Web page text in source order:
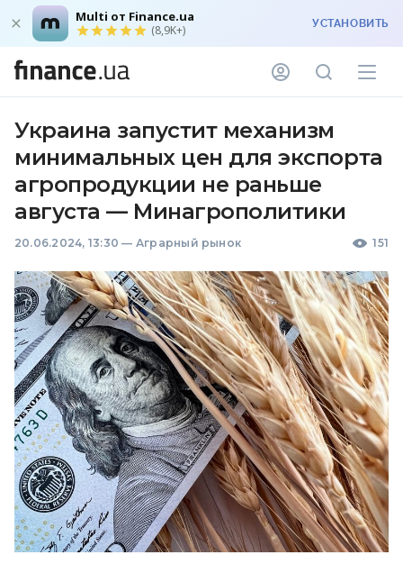
Multi от Finance.ua
(8,9K+) УСТАНОВИТЬ
Украина запустит механизм
минимальных цен для экспорта
агропродукции не раньше
августа — Минагрополитики
20.06.2024, 13:30 — Аграрный рынок 151